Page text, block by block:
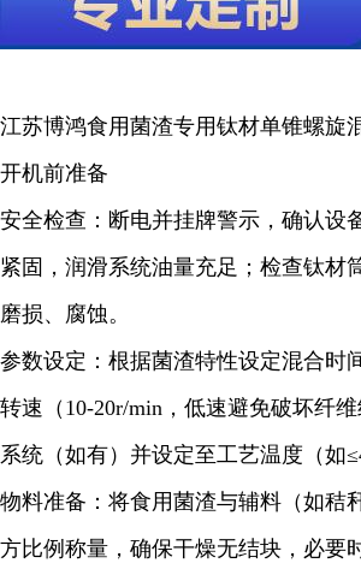
江苏博鸿食用菌渣专用钛材单锥螺旋
开机前准备
安全检查：断电并挂牌警示，确认设
紧固，润滑系统油量充足；检查钛材
磨损、腐蚀。
参数设定：根据菌渣特性设定混合时
转速（10-20r/min，低速避免破坏纤
系统（如有）并设定至工艺温度（如
物料准备：将食用菌渣与辅料（如秸
方比例称量，确保干燥无结块，必要